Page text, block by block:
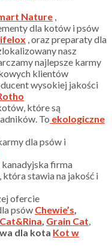
Nature ,
dla kotów i psów
, oraz preparaty dla
nasz
najlepsze karmy
klientów
wysokiej jakości
które są
To ekologiczne
dla psów i
firma
która stawia na jakość i
ofercie
psów Chewie’s,
Cat&Rina, Grain Cat,
dla kota Kot w